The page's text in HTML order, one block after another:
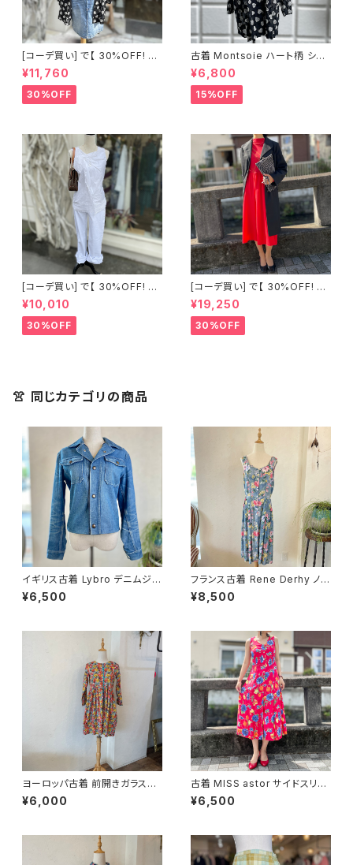
[コーデ買い] で【 30%OFF! 】2
点 ショート丈 デニム サロペット
スカート + 古着 Montsoie ハ
ート柄 シアーシャツ ブラック
¥11,760
30%OFF
古着 Montsoie ハート柄 シア
ーシャツ ブラック
¥6,800
15%OFF
[コーデ買い] で【 30%OFF! 】2
点 古着 Chloe ホワイト レース
ノースリーブ + ホワイトデニム
ストレッチ ストレート パンツ
¥10,010
30%OFF
[コーデ買い] で【 30%OFF! 】2
点 フランス古着 レッドライン 切
り替えワンピース + フランス古
着 TERGAL ブラック コート
¥19,250
30%OFF
👚 同じカテゴリの商品
イギリス古着 Lybro デニムジャ
ケット
¥6,500
フランス古着 Rene Derhy ノー
スリーブ花柄ワンピース
¥8,500
ヨーロッパ古着 前開きガラスボ
タン チュニック
¥6,000
古着 MISS astor サイドスリッ
ト ノースリーブ 花柄ワンピース
¥6,500